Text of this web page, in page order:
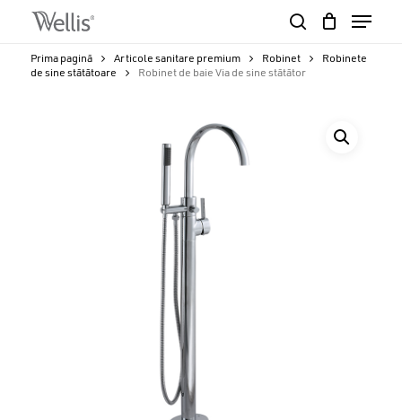
content
Menu
Cart
Prima pagină Articole sanitare premium Robinet
Robinete
de sine stătătoare
Robinet de baie Via de sine stătător
Close